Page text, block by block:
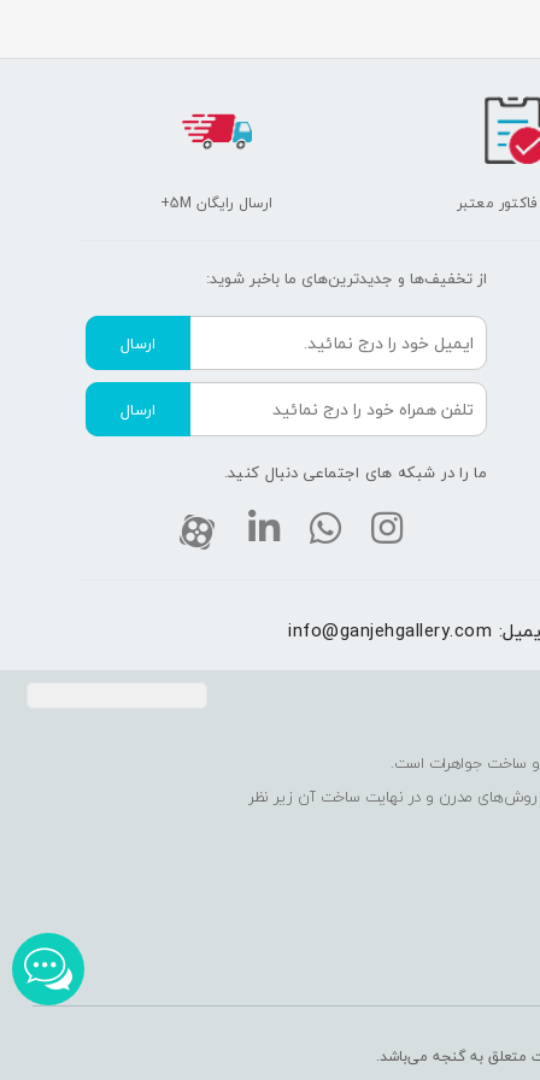
فاکتور معتبر ارسال رایگان 5M+
از تخفیف‌ها و جدیدترین‌های ما‌ باخبر شوید:
ارسال
ارسال
ما را در شبکه های اجتماعی دنبال کنید.
info@ganjehgallery.com
روش‌های مدرن و در نهایت ساخت آن زیر نظر
متعلق به گنجه می‌باشد.